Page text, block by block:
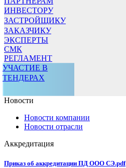
ИНВЕСТОРУ
ЗАСТРОЙЩИКУ
ЗАКАЗЧИКУ
ЭКСПЕРТЫ
СМК
РЕГЛАМЕНТ
УЧАСТИЕ В
ТЕНДЕРАХ
Новости
Новости компании
Новости отрасли
Аккредитация
Приказ об аккредитации ПД ООО СЭ.pdf